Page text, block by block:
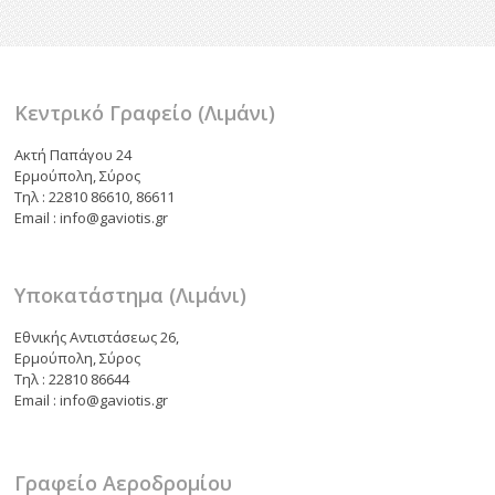
ε
Κεντρικό Γραφείο (Λιμάνι)
Ακτή Παπάγου 24
Ερμούπολη, Σύρος
Τηλ : 22810 86610, 86611
Email : info@gaviotis.gr
Υποκατάστημα (Λιμάνι)
Εθνικής Αντιστάσεως 26,
Ερμούπολη, Σύρος
Τηλ : 22810 86644
Email : info@gaviotis.gr
Γραφείο Αεροδρομίου